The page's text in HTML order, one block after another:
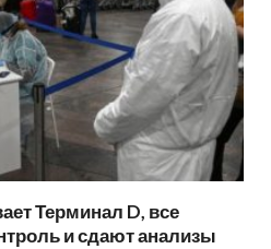
Терминал D, все
и сдают анализы